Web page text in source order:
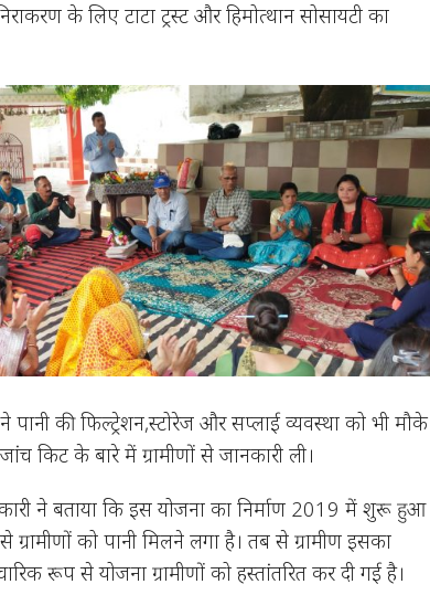
के लिए टाटा ट्रस्ट और हिमोत्थान सोसायटी का
पानी की फिल्ट्रेशन,स्टोरेज और सप्लाई व्यवस्था को भी मौके
किट के बारे में ग्रामीणों से जानकारी ली।
ने बताया कि इस योजना का निर्माण 2019 में शुरू हुआ
को पानी मिलने लगा है। तब से ग्रामीण इसका
रूप से योजना ग्रामीणों को हस्तांतरित कर दी गई है।